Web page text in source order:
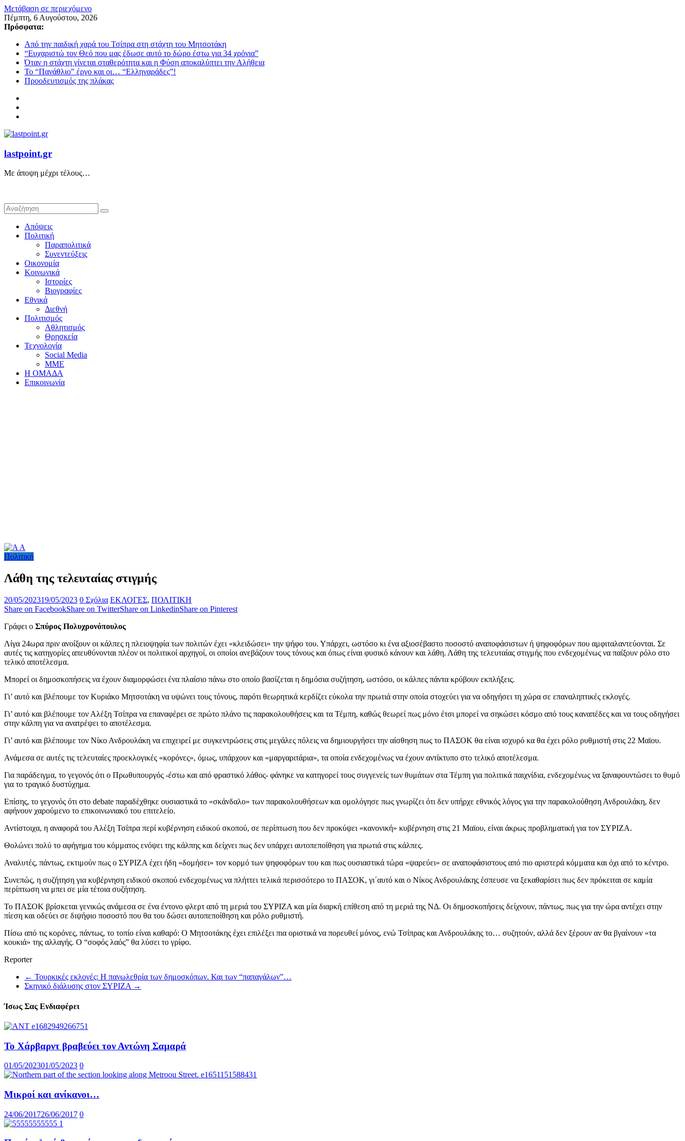
Μετάβαση σε περιεχόμενο
Πέμπτη, 6 Αυγούστου, 2026
Πρόσφατα:
Από την παιδική χαρά του Τσίπρα στη στάχτη του Μητσοτάκη
“Ευχαριστώ τον Θεό που μας έδωσε αυτό το δώρο έστω για 34 χρόνια”
Όταν η στάχτη γίνεται σταθερότητα και η Φύση αποκαλύπτει την Αλήθεια
Το “Πανάθλιο” έργο και οι… “Ελληναράδες”!
Προοδευτισμός της πλάκας
lastpoint.gr
Με άποψη μέχρι τέλους…
Απόψεις
Πολιτική
Παραπολιτικά
Συνεντεύξεις
Οικονομία
Κοινωνικά
Ιστορίες
Βιογραφίες
Εθνικά
Διεθνή
Πολιτισμός
Αθλητισμός
Θρησκεία
Τεχνολογία
Social Media
ΜΜΕ
Η ΟΜΑΔΑ
Επικοινωνία
Πολιτική
Λάθη της τελευταίας στιγμής
20/05/202319/05/2023 0 Σχόλια ΕΚΛΟΓΕΣ, ΠΟΛΙΤΙΚΗ
Share on FacebookShare on TwitterShare on LinkedinShare on Pinterest
Γράφει ο Σπύρος Πολυχρονόπουλος
Λίγα 24ωρα πριν ανοίξουν οι κάλπες η πλειοψηφία των πολιτών έχει «κλειδώσει» την ψήφο του. Υπάρχει, ωστόσο κι ένα αξιοσέβαστο ποσοστό αναποφάσιστων ή ψηφοφόρων που αμφιταλαντεύονται. Σε
αυτές τις κατηγορίες απευθύνονται πλέον οι πολιτικοί αρχηγοί, οι οποίοι ανεβάζουν τους τόνους και όπως είναι φυσικό κάνουν και λάθη. Λάθη της τελευταίας στιγμής που ενδεχομένως να παίξουν ρόλο στο
τελικό αποτέλεσμα.
Μπορεί οι δημοσκοπήσεις να έχουν διαμορφώσει ένα πλαίσιο πάνω στο οποίο βασίζεται η δημόσια συζήτηση, ωστόσο, οι κάλπες πάντα κρύβουν εκπλήξεις.
Γι’ αυτό και βλέπουμε τον Κυριάκο Μητσοτάκη να υψώνει τους τόνους, παρότι θεωρητικά κερδίζει εύκολα την πρωτιά στην οποία στοχεύει για να οδηγήσει τη χώρα σε επαναληπτικές εκλογές.
Γι’ αυτό και βλέπουμε τον Αλέξη Τσίπρα να επαναφέρει σε πρώτο πλάνο τις παρακολουθήσεις και τα Τέμπη, καθώς θεωρεί πως μόνο έτσι μπορεί να σηκώσει κόσμο από τους καναπέδες και να τους οδηγήσει
στην κάλπη για να ανατρέψει το αποτέλεσμα.
Γι’ αυτό και βλέπουμε τον Νίκο Ανδρουλάκη να επιχειρεί με συγκεντρώσεις στις μεγάλες πόλεις να δημιουργήσει την αίσθηση πως το ΠΑΣΟΚ θα είναι ισχυρό κα θα έχει ρόλο ρυθμιστή στις 22 Μαϊου.
Ανάμεσα σε αυτές τις τελευταίες προεκλογικές «κορόνες», όμως, υπάρχουν και «μαργαριτάρια», τα οποία ενδεχομένως να έχουν αντίκτυπο στο τελικό αποτέλεσμα.
Για παράδειγμα, το γεγονός ότι ο Πρωθυπουργός -έστω και από φραστικό λάθος- φάνηκε να κατηγορεί τους συγγενείς των θυμάτων στα Τέμπη για πολιτικά παιχνίδια, ενδεχομένως να ξαναφουντώσει το θυμό
για το τραγικό δυστύχημα.
Επίσης, το γεγονός ότι στο debate παραδέχθηκε ουσιαστικά το «σκάνδαλο» των παρακολουθήσεων και ομολόγησε πως γνωρίζει ότι δεν υπήρχε εθνικός λόγος για την παρακολούθηση Ανδρουλάκη, δεν
αφήνουν χαρούμενο το επικοινωνιακό του επιτελείο.
Αντίστοιχα, η αναφορά του Αλέξη Τσίπρα περί κυβέρνηση ειδικού σκοπού, σε περίπτωση που δεν προκύψει «κανονική» κυβέρνηση στις 21 Μαϊου, είναι άκρως προβληματική για τον ΣΥΡΙΖΑ.
Θολώνει πολύ το αφήγημα του κόμματος ενόψει της κάλπης και δείχνει πως δεν υπάρχει αυτοπεποίθηση για πρωτιά στις κάλπες.
Αναλυτές, πάντως, εκτιμούν πως ο ΣΥΡΙΖΑ έχει ήδη «δομήσει» τον κορμό των ψηφοφόρων του και πως ουσιαστικά τώρα «ψαρεύει» σε αναποφάσιστους από πιο αριστερά κόμματα και όχι από το κέντρο.
Συνεπώς, η συζήτηση για κυβέρνηση ειδικού σκοπού ενδεχομένως να πλήττει τελικά περισσότερο το ΠΑΣΟΚ, γι΄αυτό και ο Νίκος Ανδρουλάκης έσπευσε να ξεκαθαρίσει πως δεν πρόκειται σε καμία
περίπτωση να μπει σε μία τέτοια συζήτηση.
Το ΠΑΣΟΚ βρίσκεται γενικώς ανάμεσα σε ένα έντονο φλερτ από τη μεριά του ΣΥΡΙΖΑ και μία διαρκή επίθεση από τη μεριά της ΝΔ. Οι δημοσκοπήσεις δείχνουν, πάντως, πως για την ώρα αντέχει στην
πίεση και οδεύει σε διψήφιο ποσοστό που θα του δώσει αυτοπεποίθηση και ρόλο ρυθμιστή.
Πίσω από τις κορόνες, πάντως, το τοπίο είναι καθαρό: Ο Μητσοτάκης έχει επιλέξει πια οριστικά να πορευθεί μόνος, ενώ Τσίπρας και Ανδρουλάκης το… συζητούν, αλλά δεν ξέρουν αν θα βγαίνουν «τα
κουκιά» της αλλαγής. Ο “σοφός λαός” θα λύσει το γρίφο.
Reporter
← Τουρκικές εκλογές: Η πανωλεθρία των δημοσκόπων. Και των “παπαγάλων”…
Σκηνικό διάλυσης στον ΣΥΡΙΖΑ →
Ίσως Σας Ενδιαφέρει
Το Χάρβαρντ βραβεύει τον Αντώνη Σαμαρά
01/05/202301/05/2023 0
Μικροί και ανίκανοι…
24/06/201726/06/2017 0